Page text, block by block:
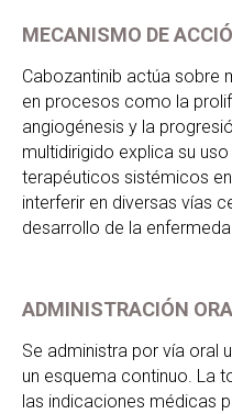
MECANISMO DE
Cabozantinib actúa sobre
en procesos como la
angiogénesis y la
multidirigido explica su
terapéuticos sistémicos
interferir en diversas vías
desarrollo de la
ADMINISTRACIÓN
Se administra por vía oral
un esquema continuo. La
las indicaciones médicas